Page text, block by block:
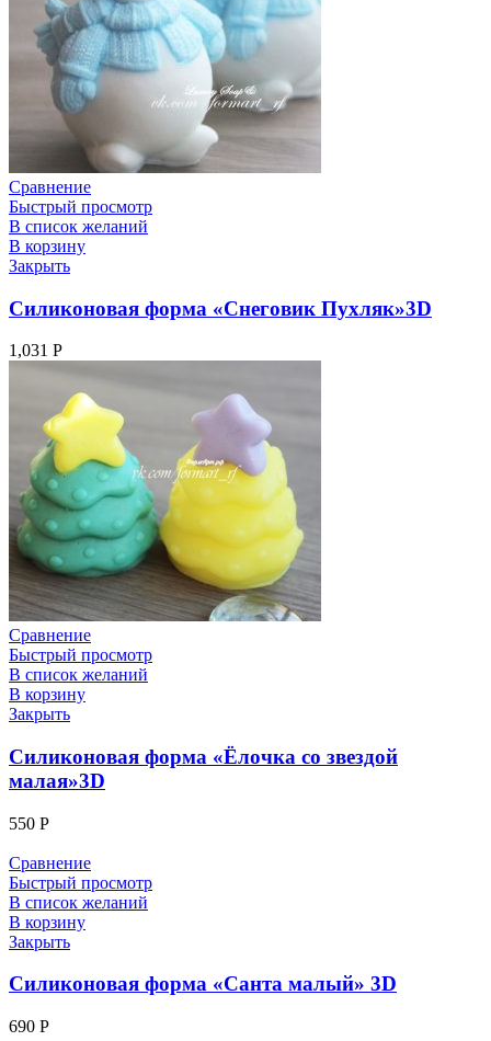
Сравнение
Быстрый просмотр
В список желаний
В корзину
Закрыть
Силиконовая форма «Снеговик Пухляк»3D
1,031 Р
Сравнение
Быстрый просмотр
В список желаний
В корзину
Закрыть
Силиконовая форма «Ёлочка со звездой
малая»3D
550 Р
Сравнение
Быстрый просмотр
В список желаний
В корзину
Закрыть
Силиконовая форма «Санта малый» 3D
690 Р